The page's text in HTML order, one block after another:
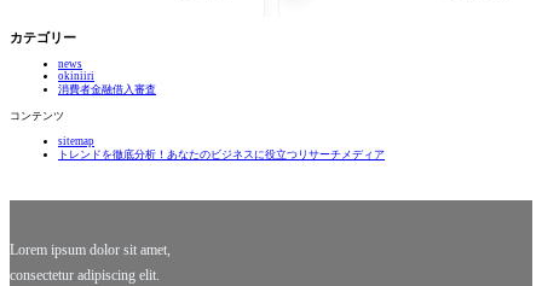
カテゴリー
news
okiniiri
消費者金融借入審査
コンテンツ
sitemap
トレンドを徹底分析！あなたのビジネスに役立つリサーチメディア
は誰にで
す。そん
ツファン
Lorem ipsum dolor sit amet,
consectetur adipiscing elit.